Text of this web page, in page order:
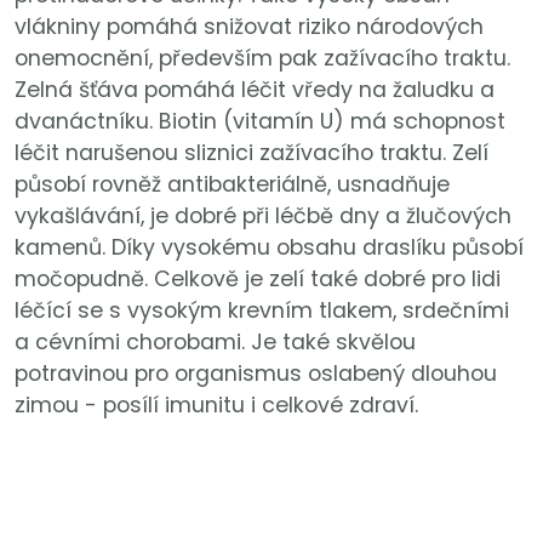
vlákniny pomáhá snižovat riziko národových
onemocnění, především pak zažívacího traktu.
Zelná šťáva pomáhá léčit vředy na žaludku a
dvanáctníku. Biotin (vitamín U) má schopnost
léčit narušenou sliznici zažívacího traktu. Zelí
působí rovněž antibakteriálně, usnadňuje
vykašlávání, je dobré při léčbě dny a žlučových
kamenů. Díky vysokému obsahu draslíku působí
močopudně. Celkově je zelí také dobré pro lidi
léčící se s vysokým krevním tlakem, srdečními
a cévními chorobami. Je také skvělou
potravinou pro organismus oslabený dlouhou
zimou - posílí imunitu i celkové zdraví.